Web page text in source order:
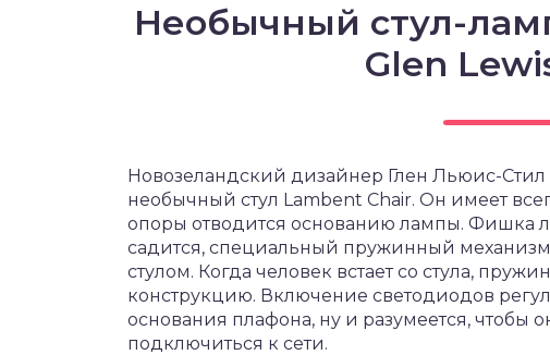
Необычный стул-
Glen
Новозеландский дизайнер Глен Льюис-Стил
необычный стул Lambent Chair. Он имеет
опоры отводится основанию лампы. Фишка
садится, специальный пружинный механизм
стулом. Когда человек встает со стула,
конструкцию. Включение светодиодов
основания плафона, ну и разумеется, чтобы
подключиться к сети.